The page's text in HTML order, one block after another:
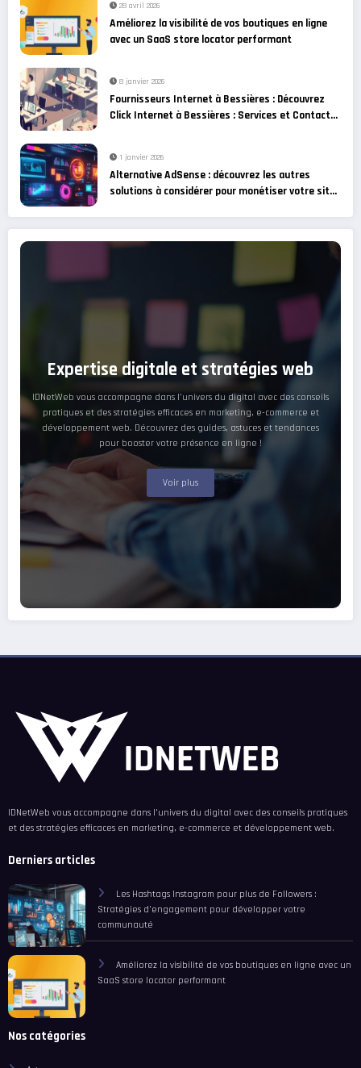
28 avril 2026
Améliorez la visibilité de vos boutiques en ligne
avec un SaaS store locator performant
8 janvier 2026
Fournisseurs Internet à Bessières : Découvrez
Click Internet à Bessières : Services et Contact
1 janvier 2026
Alternative AdSense : découvrez les autres
solutions à considérer pour monétiser votre site
Expertise digitale et stratégies web
IDNetWeb vous accompagne dans l’univers du digital avec des conseils
pratiques et des stratégies efficaces en marketing, e-commerce et
développement web. Découvrez des guides, astuces et tendances
pour booster votre présence en ligne !
Voir plus
IDNetWeb vous accompagne dans l’univers du digital avec des conseils pratiques
et des stratégies efficaces en marketing, e-commerce et développement web.
Derniers articles
Les Hashtags Instagram pour plus de Followers :
Stratégies d’engagement pour développer votre
communauté
Améliorez la visibilité de vos boutiques en ligne avec un
SaaS store locator performant
Nos catégories